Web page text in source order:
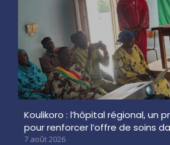
Koulikoro : l’hôpital régional, un
pour renforcer l’offre de soins
7 août 2026